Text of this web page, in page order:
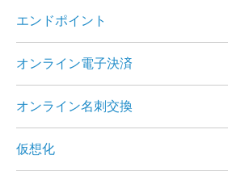
エンドポイント
オンライン電子決済
オンライン名刺交換
仮想化